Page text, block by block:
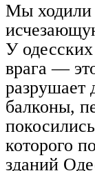
Мы ходили
У
врага —
разрушает
балконы,
которого
зданий